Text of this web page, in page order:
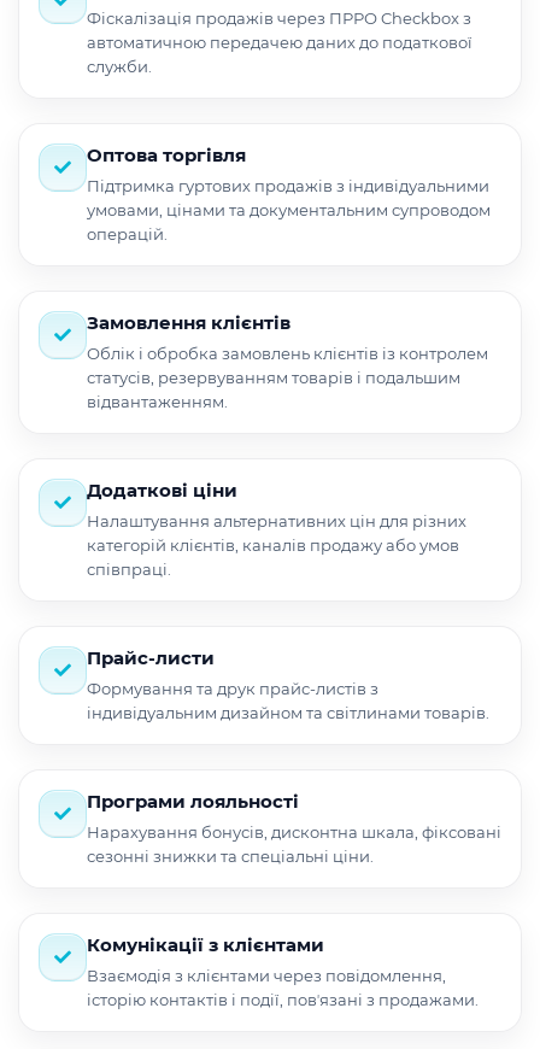
Фіскалізація продажів через ПРРО Checkbox з
автоматичною передачею даних до податкової
служби.
Оптова торгівля
Підтримка гуртових продажів з індивідуальними
умовами, цінами та документальним супроводом
операцій.
Замовлення клієнтів
Облік і обробка замовлень клієнтів із контролем
статусів, резервуванням товарів і подальшим
відвантаженням.
Додаткові ціни
Налаштування альтернативних цін для різних
категорій клієнтів, каналів продажу або умов
співпраці.
Прайс-листи
Формування та друк прайс-листів з
індивідуальним дизайном та світлинами товарів.
Програми лояльності
Нарахування бонусів, дисконтна шкала, фіксовані
сезонні знижки та спеціальні ціни.
Комунікації з клієнтами
Взаємодія з клієнтами через повідомлення,
історію контактів і події, повʼязані з продажами.